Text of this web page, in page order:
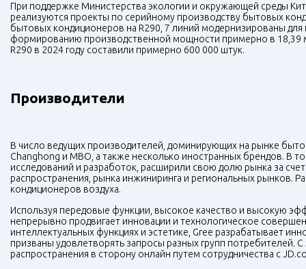
При поддержке Министерства экологии и окружающей среды
реализуются проекты по серийному производству бытовых
бытовых кондиционеров на R290, 7 линий модернизированы
формированию производственной мощности примерно в 18,39
R290 в 2024 году составили примерно 600 000 штук.
Производители
В число ведущих производителей, доминирующих на рынке
Changhong и MBO, а также несколько иностранных брендов.
исследований и разработок, расширили свою долю рынка за
распространения, рынка инжиниринга и региональных рынков.
кондиционеров воздуха.
Используя передовые функции, высокое качество и высокую
непрерывно продвигает инновации и технологическое
интеллектуальных функциях и эстетике, Gree разрабатывает
призваны удовлетворять запросы разных групп потребителей.
распространения в сторону онлайн путем сотрудничества с